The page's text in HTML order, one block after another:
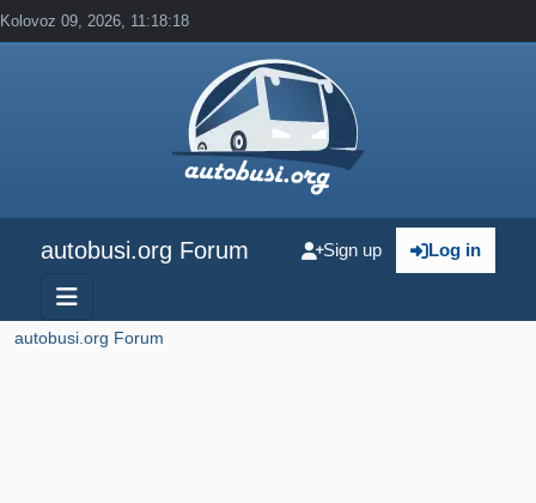
Kolovoz 09, 2026, 11:18:18
autobusi.org Forum Log in
Sign up
autobusi.org Forum